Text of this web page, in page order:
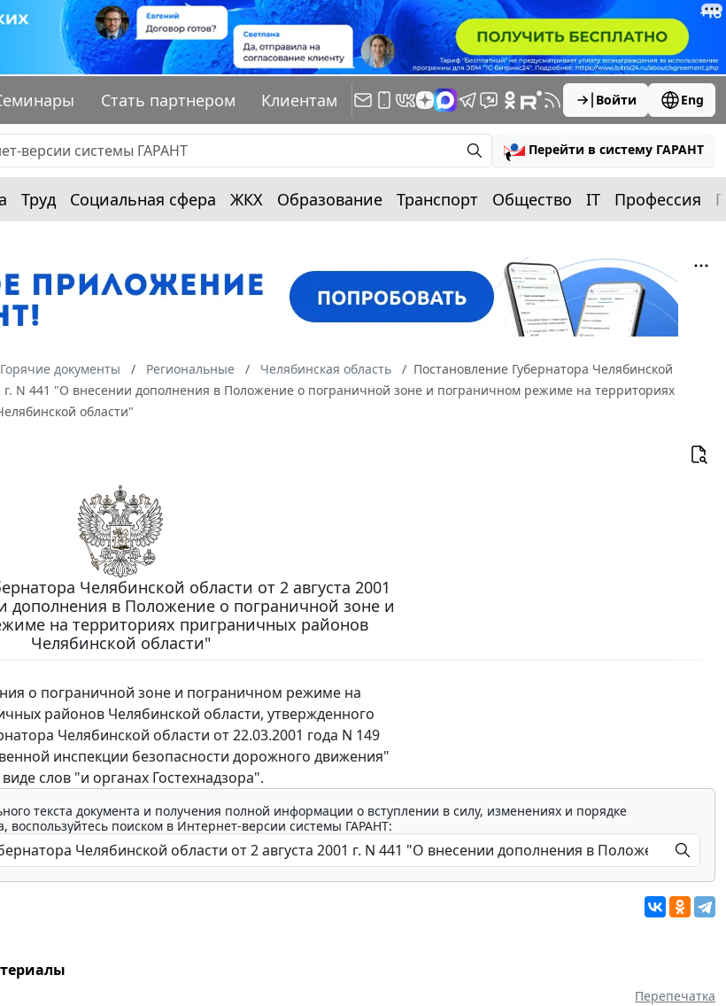
Стать партнером Клиентам Войти Eng
Перейти в систему ГАРАНТ
Труд Социальная сфера ЖКХ Образование Транспорт Общество IT Профессия
Горячие документы Региональные Челябинская область
Постановление Губернатора Челябинской
г. N 441 "О внесении дополнения в Положение о пограничной зоне и пограничном режиме на территориях
области"
Челябинской области от 2 августа 2001
дополнения в Положение о пограничной зоне и
на территориях приграничных районов
Челябинской области"
о пограничной зоне и пограничном режиме на
районов Челябинской области, утвержденного
Челябинской области от 22.03.2001 года N 149
инспекции безопасности дорожного движения"
слов "и органах Гостехнадзора".
текста документа и получения полной информации о вступлении в силу, изменениях и порядке
воспользуйтесь поиском в Интернет-версии системы ГАРАНТ:
Перепечатка